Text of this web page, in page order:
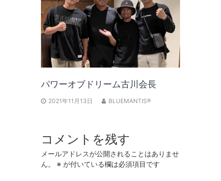
パワーオブドリーム古川会長
2021年11月13日 BLUEMANTIS®
コメントを残す
メールアドレスが公開されることはありませ
ん。
※ が付いている欄は必須項目です